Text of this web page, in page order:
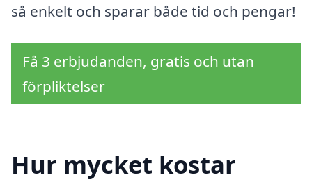
så enkelt och sparar både tid och pengar!
Få 3 erbjudanden, gratis och utan
förpliktelser
Hur mycket kostar